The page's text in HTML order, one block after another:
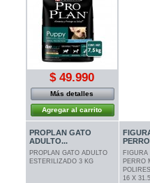
$ 49.990
Más detalles
Agregar al carrito
PROPLAN GATO
ADULTO...
PROPLAN GATO ADULTO
ESTERILIZADO 3 KG
FIGURA
PERRO
16 X